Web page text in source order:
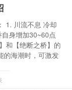
1. 川流不息 冷却
身增加30~60点
和【绝断之桥】的
的海潮时，可激发